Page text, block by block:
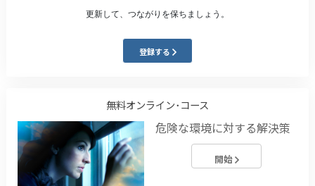
更新して、つながりを保ちましょう。
登録する
無料オンライン･コース
危険な環境に対する解決策
開始